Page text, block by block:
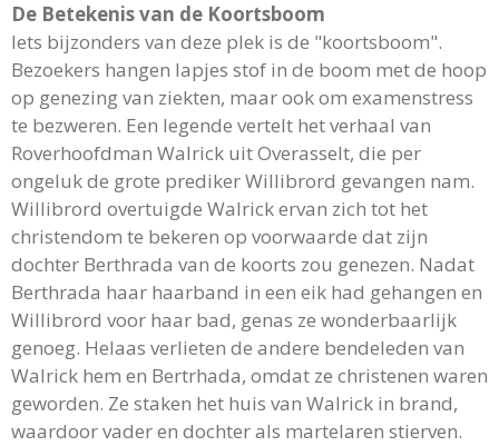
De Betekenis van de Koortsboom
Iets bijzonders van deze plek is de "koortsboom".
Bezoekers hangen lapjes stof in de boom met de hoop
op genezing van ziekten, maar ook om examenstress
te bezweren. Een legende vertelt het verhaal van
Roverhoofdman Walrick uit Overasselt, die per
ongeluk de grote prediker Willibrord gevangen nam.
Willibrord overtuigde Walrick ervan zich tot het
christendom te bekeren op voorwaarde dat zijn
dochter Berthrada van de koorts zou genezen. Nadat
Berthrada haar haarband in een eik had gehangen en
Willibrord voor haar bad, genas ze wonderbaarlijk
genoeg. Helaas verlieten de andere bendeleden van
Walrick hem en Bertrhada, omdat ze christenen waren
geworden. Ze staken het huis van Walrick in brand,
waardoor vader en dochter als martelaren stierven.